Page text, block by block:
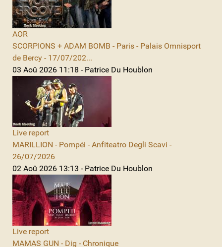
AOR
SCORPIONS + ADAM BOMB - Paris - Palais Omnisport
de Bercy - 17/07/202...
03 Aoû 2026 11:18 - Patrice Du Houblon
Live report
MARILLION - Pompéi - Anfiteatro Degli Scavi -
26/07/2026
02 Aoû 2026 13:13 - Patrice Du Houblon
Live report
MAMAS GUN - Dig - Chronique